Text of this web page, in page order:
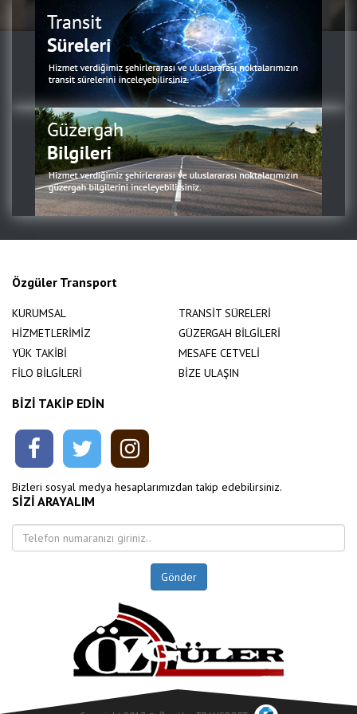
Özgüler Transport
KURUMSAL
HİZMETLERİMİZ
YÜK TAKİBİ
FİLO BİLGİLERİ
TRANSİT SÜRELERİ
GÜZERGAH BİLGİLERİ
MESAFE CETVELİ
BİZE ULAŞIN
BİZİ TAKİP EDİN
Bizleri sosyal medya hesaplarımızdan takip edebilirsiniz.
SİZİ ARAYALIM